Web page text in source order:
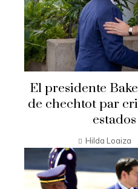
El presidente
de chechtot par
Hilda Loaiza